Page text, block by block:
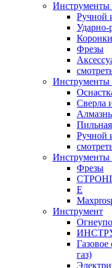
Инструменты
Ручной
Фрезы
Сверла
Пильная
Ручной
Фрезы
Е
Инструмент
Газовое
газ)